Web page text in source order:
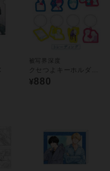
被写界深度
¥880